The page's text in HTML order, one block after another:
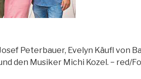
Peterbauer, Evelyn Käufl von
den Musiker Michi Kozel. − red/